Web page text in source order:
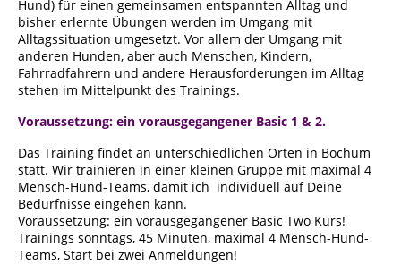
Hund) für einen gemeinsamen entspannten Alltag und
bisher erlernte Übungen werden im Umgang mit
Alltagssituation umgesetzt. Vor allem der Umgang mit
anderen Hunden, aber auch Menschen, Kindern,
Fahrradfahrern und andere Herausforderungen im Alltag
stehen im Mittelpunkt des Trainings.
Voraussetzung: ein vorausgegangener Basic 1 & 2.
Das Training findet an unterschiedlichen Orten in Bochum
statt. Wir trainieren in einer kleinen Gruppe mit maximal 4
Mensch-Hund-Teams, damit ich individuell auf Deine
Bedürfnisse eingehen kann.
Voraussetzung: ein vorausgegangener Basic Two Kurs!
Trainings sonntags, 45 Minuten, maximal 4 Mensch-Hund-
Teams, Start bei zwei Anmeldungen!